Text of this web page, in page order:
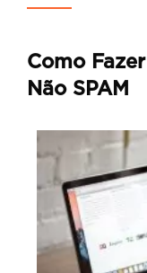
Como
Não SPAM